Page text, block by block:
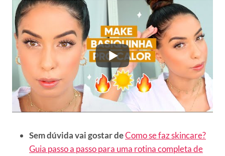
Sem dúvida vai gostar deComo se faz skincare?
Guia passo a passo para uma rotina completa de